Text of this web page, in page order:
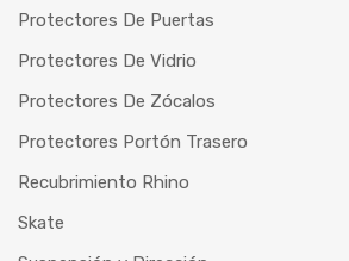
Protectores De Puertas
Protectores De Vidrio
Protectores De Zócalos
Protectores Portón Trasero
Recubrimiento Rhino
Skate